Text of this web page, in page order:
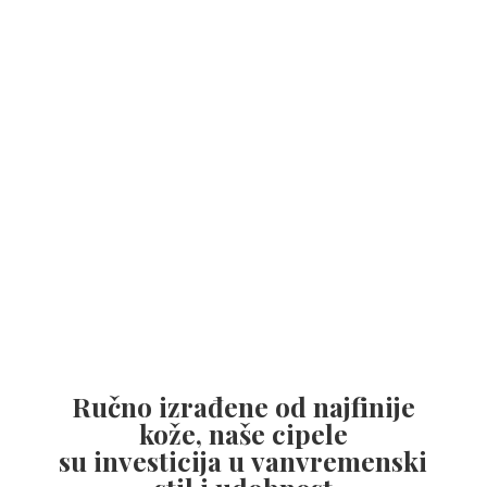
Ručno izrađene od najfinije
kože, naše cipele
su investicija u vanvremenski